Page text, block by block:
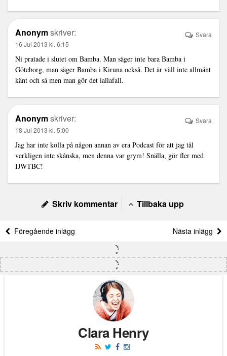
Anonymskriver:
16 Jul 2013 kl. 6:15
Ni pratade i slutet om Bamba. Man säger inte bara Bamba i
Göteborg, man säger Bamba i Kiruna också. Det är väll inte allmänt
känt och så men man gör det iallafall.
Svara
Anonymskriver:
18 Jul 2013 kl. 5:00
Jag har inte kolla på någon annan av era Podcast för att jag tål
verkligen inte skånska, men denna var grym! Snälla, gör fler med
IJWTBC!
Svara
Skriv kommentar Tillbaka upp
Föregående inlägg Nästa inlägg
Clara Henry